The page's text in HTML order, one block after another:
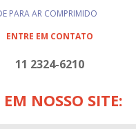
PARA AR COMPRIMIDO
CASCO E TUBOS
UMIDADE
ENTRE EM CONTATO
11 2324-6210
NOSSO SITE: